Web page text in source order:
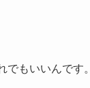
もいいんです。